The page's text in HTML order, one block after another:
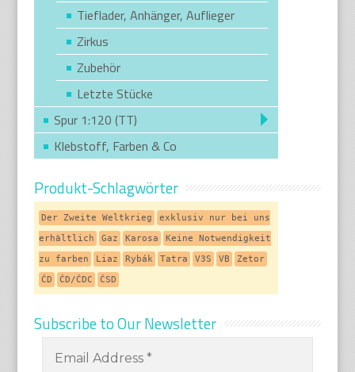
Tieflader, Anhänger, Auflieger
Zirkus
Zubehör
Letzte Stücke
Spur 1:120 (TT)
Klebstoff, Farben & Co
Produkt-Schlagwörter
Der Zweite Weltkrieg
exklusiv nur bei uns
erhältlich
Gaz Karosa
Keine Notwendigkeit
zu farben
Liaz Rybák Tatra V3S VB
Zetor
ČD
ČD/ČDC ČSD
Subscribe to Our Newsletter